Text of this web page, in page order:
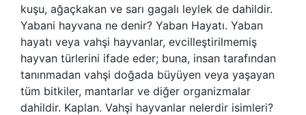
kuşu, ağaçkakan ve sarı gagalı leylek de dahildir.
Yabani hayvana ne denir? Yaban Hayatı. Yaban
hayatı veya vahşi hayvanlar, evcilleştirilmemiş
hayvan türlerini ifade eder; buna, insan tarafından
tanınmadan vahşi doğada büyüyen veya yaşayan
tüm bitkiler, mantarlar ve diğer organizmalar
dahildir. Kaplan. Vahşi hayvanlar nelerdir isimleri?